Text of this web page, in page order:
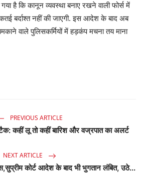
है कि कानून व्यवस्था बनाए रखने वाली फोर्स में
बर्दाश्त नहीं की जाएगी. इस आदेश के बाद अब
वाले पुलिसकर्मियों में हड़कंप मचना तय माना
PREVIOUS ARTICLE
कहीं लू तो कहीं बारिश और वज्रपात का अलर्ट
NEXT ARTICLE
कोर्ट आदेश के बाद भी भुगतान लंबित, उठे...